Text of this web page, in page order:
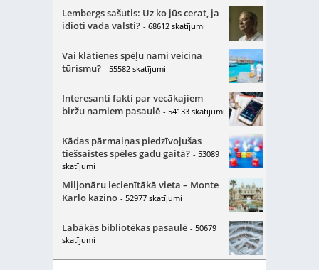
Lembergs sašutis: Uz ko jūs cerat, ja
idioti vada valsti? - 68612 skatījumi
Vai klātienes spēļu nami veicina
tūrismu? - 55582 skatījumi
Interesanti fakti par vecākajiem
biržu namiem pasaulē - 54133 skatījumi
Kādas pārmaiņas piedzīvojušas
tiešsaistes spēles gadu gaitā? - 53089
skatījumi
Miljonāru iecienītākā vieta – Monte
Karlo kazino - 52977 skatījumi
Labākās bibliotēkas pasaulē - 50679
skatījumi